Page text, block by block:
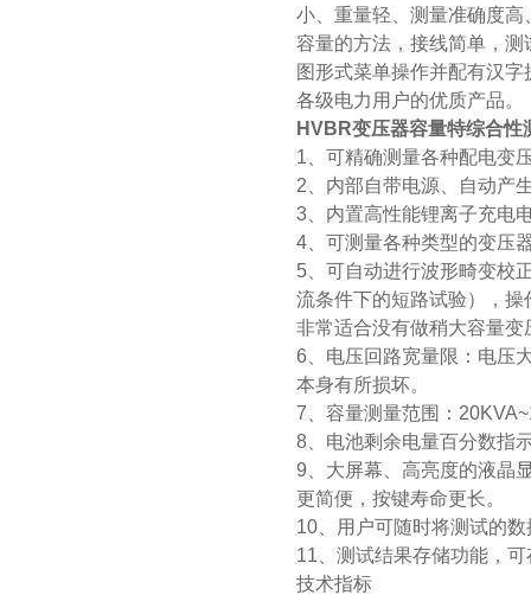
小、重量轻、测量准确度
容量的方法，接线简单，
图形式菜单操作并配有汉
各级电力用户的优质产品。
HVBR变压器容量特综合性
1、可精确测量各种配电变
2、内部自带电源、自动产
3、内置高性能锂离子充电
4、可测量各种类型的变压
5、可自动进行波形畸变校
流条件下的短路试验），
非常适合没有做稍大容量
6、电压回路宽量限：电压
本身有所损坏。
7、容量测量范围：
8、电池剩余电量百分数指
9、大屏幕、高亮度的液晶
更简便，按键寿命更长。
10、用户可随时将测试的
11、测试结果存储功能，
技术指标